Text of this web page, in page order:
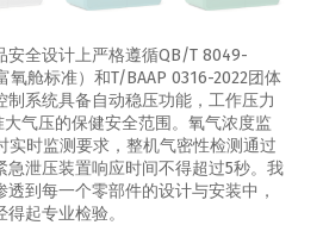
安全设计上严格遵循QB/T 8049-
氧舱标准）和T/BAAP 0316-2022团体
制系统具备自动稳压功能，工作压力
大气压的保健安全范围。氧气浓度监
实时监测要求，整机气密性检测通过
急泄压装置响应时间不得超过5秒。我
到每一个零部件的设计与安装中，
起专业检验。